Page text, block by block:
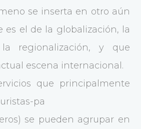
se inserta en otro aún
es el de la globalización, la
regionalización, y que
escena internacional.
que principalmente
pa
se pueden agrupar en